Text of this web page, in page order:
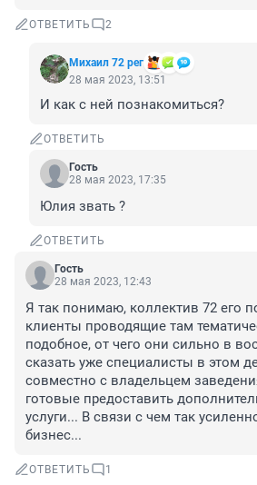
ОТВЕТИТЬ 2
Михаил 72 рег
28 мая 2023, 13:51
И как с ней познакомиться?
ОТВЕТИТЬ
Гость
28 мая 2023, 17:35
Юлия звать ?
ОТВЕТИТЬ
Гость
28 мая 2023, 12:43
Я так понимаю, коллектив 72 его
клиенты проводящие там
подобное, от чего они сильно в
сказать уже специалисты в этом
совместно с владельцем
готовые предоставить
услуги... В связи с чем так
бизнес...
ОТВЕТИТЬ 1